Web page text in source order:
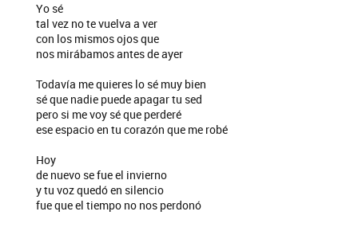
Yo sé
tal vez no te vuelva a ver
con los mismos ojos que
nos mirábamos antes de ayer
Todavía me quieres lo sé muy bien
sé que nadie puede apagar tu sed
pero si me voy sé que perderé
ese espacio en tu corazón que me robé
Hoy
de nuevo se fue el invierno
y tu voz quedó en silencio
fue que el tiempo no nos perdonó